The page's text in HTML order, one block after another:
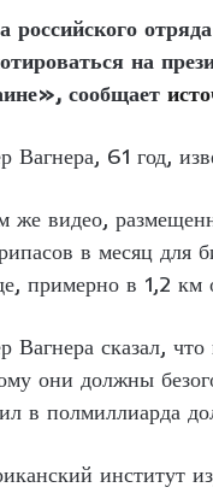
российского
на
сообщает
Вагнера, 61 год,
же видео,
в месяц для
примерно в 1,2 км
Вагнера сказал,
они должны
в полмиллиарда
институт